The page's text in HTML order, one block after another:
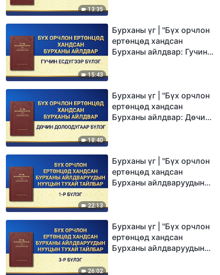
13:35
15:43
Бурханы үг | "Бүх орчлон
ертөнцөд хандсан
Бурханы айлдвар: Гучин
18:40
Бурханы үг | "Бүх орчлон
ертөнцөд хандсан
Бурханы айлдвар: Дөчин
22:13
Бурханы үг | "Бүх орчлон
ертөнцөд хандсан
Бурханы айлдваруудын
26:02
Бурханы үг | "Бүх орчлон
ертөнцөд хандсан
Бурханы айлдваруудын